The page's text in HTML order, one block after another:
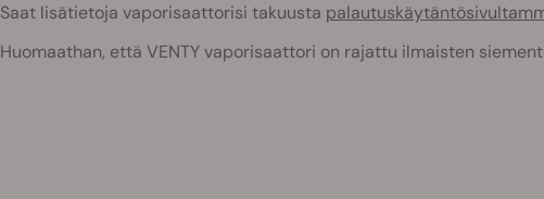
Saat lisätietoja vaporisaattorisi takuusta
Huomaathan, että VENTY vaporisaattori on rajattu ilmaisten